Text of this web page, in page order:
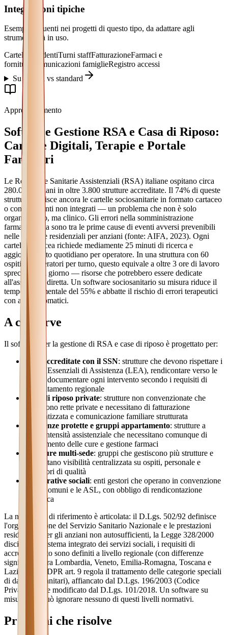
Integrazioni tipiche
Esempi frequenti nei progetti di questo tipo, da adattare agli
strumenti già in uso.
Cartelle residentiTurni staffFatturazioneFarmaci e
forniture
Comunicazioni famiglieRegistro accessi
Su misura vs standard
Approfondimento
Software Gestione RSA e Casa di Riposo:
Cartelle Digitali, Terapie e Portale
Familiari
Le Residenze Sanitarie Assistenziali (RSA) italiane ospitano circa
280.000 anziani in oltre 3.800 strutture accreditate. Il 74% di queste
strutture gestisce ancora le cartelle sociosanitarie in formato cartaceo
o con strumenti non integrati — un problema che non è solo
organizzativo, ma clinico. Gli errori nella somministrazione
farmacologica sono tra le prime cause di eventi avversi prevenibili
nelle strutture residenziali per anziani (fonte: AIFA, 2023). Ogni
cartella cartacea richiede mediamente 25 minuti di ricerca e
aggiornamento quotidiano per operatore. In una struttura con 60
ospiti e 8 operatori per turno, questo equivale a oltre 3 ore di lavoro
sprecate ogni giorno — risorse che potrebbero essere dedicate
all'assistenza diretta. Un software sociosanitario su misura riduce il
tempo documentale del 55% e abbatte il rischio di errori terapeutici
con alert automatici.
A chi serve
Il software per la gestione di RSA e case di riposo è progettato per:
RSA accreditate con il SSN: strutture che devono rispettare i
Livelli Essenziali di Assistenza (LEA), rendicontare verso le
ASL e documentare ogni intervento secondo i requisiti di
accreditamento regionale
Case di riposo private: strutture non convenzionate che
gestiscono rette private e necessitano di fatturazione
automatizzata e comunicazione familiare strutturata
Residenze protette e gruppi appartamento: strutture a
bassa intensità assistenziale che necessitano comunque di
tracciamento delle cure e gestione farmaci
Strutture multi-sede: gruppi che gestiscono più strutture e
necessitano visibilità centralizzata su ospiti, personale e
indicatori di qualità
Cooperative sociali: enti gestori che operano in convenzione
con i Comuni e le ASL, con obbligo di rendicontazione
periodica
La normativa di riferimento è articolata: il D.Lgs. 502/92 definisce
l'organizzazione del Servizio Sanitario Nazionale e le prestazioni
residenziali per gli anziani non autosufficienti, la Legge 328/2000
disciplina il sistema integrato dei servizi sociali, i requisiti di
accreditamento sono definiti a livello regionale (con differenze
significative tra Lombardia, Veneto, Emilia-Romagna, Toscana e
Lazio), e il GDPR art. 9 regola il trattamento delle categorie speciali
di dati (dati sanitari), affiancato dal D.Lgs. 196/2003 (Codice
Privacy) come modificato dal D.Lgs. 101/2018. Un software su
misura non può ignorare nessuno di questi livelli normativi.
Problemi che risolve